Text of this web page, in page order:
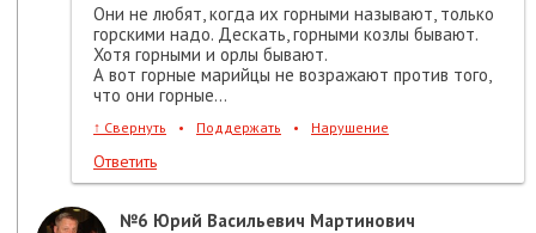
Они не любят, когда их горными называют, только
горскими надо. Дескать, горными козлы бывают.
Хотя горными и орлы бывают.
А вот горные марийцы не возражают против того,
что они горные...
↑ Свернуть • Поддержать • Нарушение
Ответить
№6 Юрий Васильевич Мартинович